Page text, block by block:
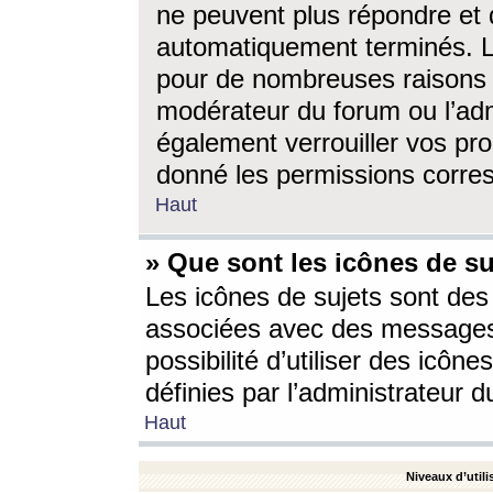
ne peuvent plus répondre
automatiquement terminés.
pour de nombreuses
modérateur du forum ou
également verrouiller vos
donné les permissions
Haut
» Que sont les icônes de
Les icônes de sujets sont
associées avec des
possibilité d’utiliser des
définies par l’administrateur
Haut
Niveaux